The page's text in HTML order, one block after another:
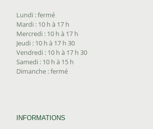
Lundi : fermé
Mardi : 10 h à 17 h
Mercredi : 10 h à 17 h
Jeudi : 10 h à 17 h 30
Vendredi : 10 h à 17 h 30
Samedi : 10 h à 15 h
Dimanche : fermé
INFORMATIONS